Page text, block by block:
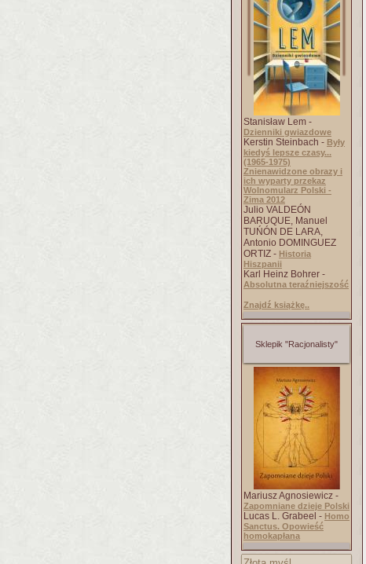
Stanisław Lem -
Dzienniki gwiazdowe
Kerstin Steinbach - Były
kiedyś lepsze czasy...
(1965-1975)
Znienawidzone obrazy i
ich wyparty przekaz
Wolnomularz Polski -
Zima 2012
Julio VALDEÓN
BARUQUE, Manuel
TUŃÓN DE LARA,
Antonio DOMINGUEZ
ORTIZ - Historia
Hiszpanii
Karl Heinz Bohrer -
Absolutna teraźniejszość
Znajdź książkę..
Sklepik "Racjonalisty"
Mariusz Agnosiewicz -
Zapomniane dzieje Polski
Lucas L. Grabeel - Homo
Sanctus. Opowieść
homokapłana